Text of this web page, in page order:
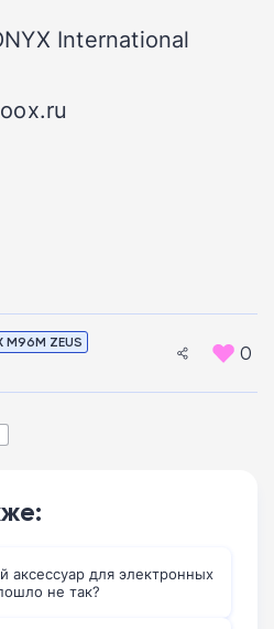
International
M96M ZEUS
0
аксессуар для электронных
не так?